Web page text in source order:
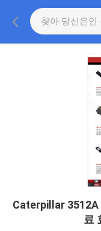
Caterpillar 3512A
료